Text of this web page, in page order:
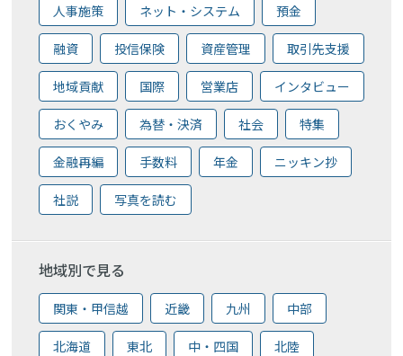
人事施策 ネット・システム 預金
融資 投信保険 資産管理 取引先支援
地域貢献 国際 営業店 インタビュー
おくやみ 為替・決済 社会 特集
金融再編 手数料 年金 ニッキン抄
社説 写真を読む
地域別で見る
関東・甲信越 近畿 九州 中部
北海道 東北 中・四国 北陸